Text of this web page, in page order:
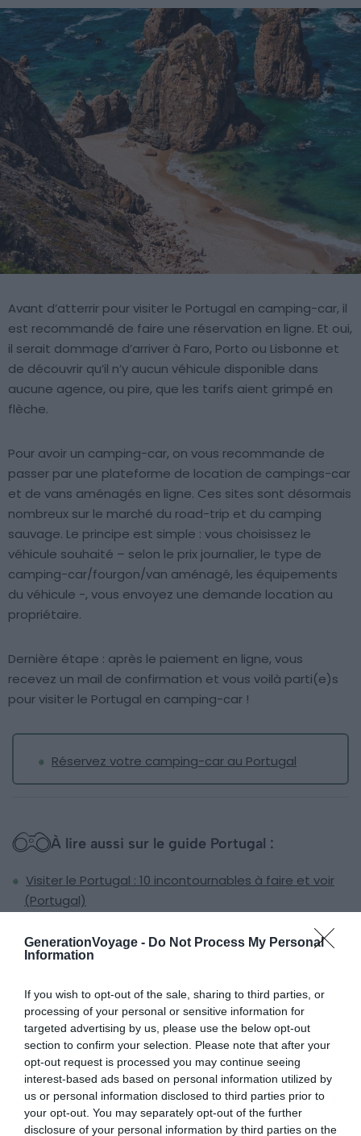
GenerationVoyage - Do Not Process My Personal
Information
If you wish to opt-out of the sale, sharing to third parties, or
processing of your personal or sensitive information for
targeted advertising by us, please use the below opt-out
section to confirm your selection. Please note that after your
opt-out request is processed you may continue seeing
interest-based ads based on personal information utilized by
us or personal information disclosed to third parties prior to
your opt-out. You may separately opt-out of the further
disclosure of your personal information by third parties on the
Avant d’atterrir pour visiter le Portugal en camping-car, il
est recommandé de faire une réservation en ligne. Et oui,
il serait dommage d’arriver à Faro, Porto ou Lisbonne et
de découvrir qu’il n’y aucun véhicule disponible dans
aucune agence, ou pire, que les tarifs aient grimpé en
flèche.
Pour avoir un camping-car, on vous recommande de
passer par une plateforme de location de campings-car
et de vans aménagés en ligne. Ces sites sont désormais
nombreux sur le marché du road-trip et du camping
sauvage. Le principe est simple : vous choisissez le
véhicule souhaité – selon le prix journalier, le type de
camping-car/fourgon/van aménagé, les équipements
du véhicule -, vous envoyez une demande location au
propriétaire.
Dernière étape : après le paiement en ligne, vous
recevez un mail de confirmation et vous voilà parti(e)s
pour visiter le Portugal en camping-car !
Réservez votre camping-car au Portugal
À lire aussi sur le guide Portugal :
Visiter le Portugal : 10 incontournables à faire et voir
(Portugal)
12 joyaux protégés du Portugal reconnus par l'UNESCO
à ne pas manquer
10 lieux sacrés pour découvrir le patrimoine religieux
du Portugal
Conduire au Portugal en camping-car
: les règles de circulation à connaître